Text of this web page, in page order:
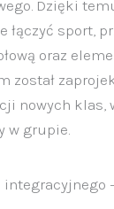
Dzięki
łączyć sport,
oraz
został
nowych klas,
w grupie.